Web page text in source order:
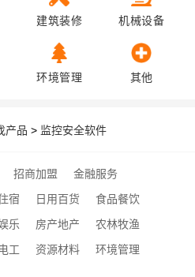
建筑装修 机械设备
环境管理 其他
产品 > 监控安全软件
招商加盟
金融服务
宿 日用百货
食品餐饮
乐 房产地产
农林牧渔
工 资源材料
环境管理